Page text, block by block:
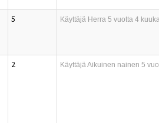
5 Käyttäjä Herra 5 vuotta 4
2 KäyttäjäAikuinen nainen 5